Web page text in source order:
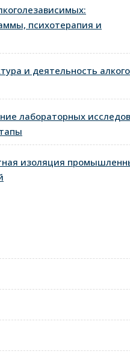
психотерапия и
и деятельность
лабораторных
изоляция